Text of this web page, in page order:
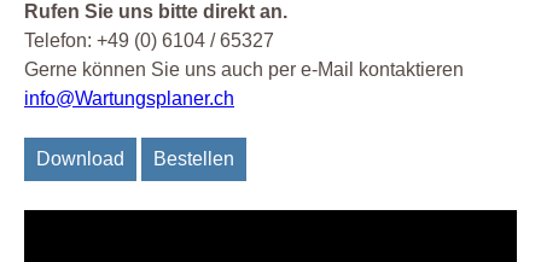
Rufen Sie uns bitte direkt an.
Telefon: +49 (0) 6104 / 65327
Gerne können Sie uns auch per e-Mail kontaktieren
info@Wartungsplaner.ch
Download Bestellen